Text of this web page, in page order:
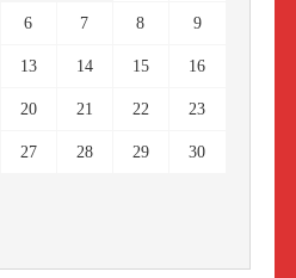
6 7 8 9
13 14 15 16
20 21 22 23
27 28 29 30